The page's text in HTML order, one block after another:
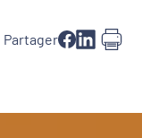
Partager